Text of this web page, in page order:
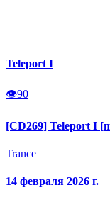
Teleport I
👁90
[CD269] Teleport I
Trance
14 февраля 2026 г.